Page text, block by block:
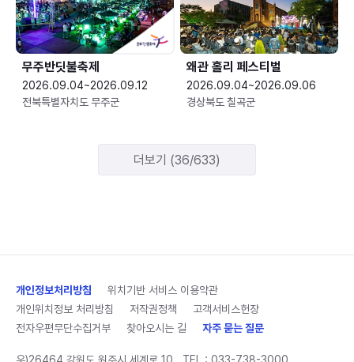
무주반딧불축제
2026.09.04~2026.09.12
전북특별자치도 무주군
왜관 홀리 페스티벌
2026.09.04~2026.09.06
경상북도 칠곡군
더보기 (36/633)
개인정보처리방침
위치기반 서비스 이용약관
개인위치정보 처리방침
저작권정책
고객서비스헌장
전자우편무단수집거부
찾아오시는 길 자주 묻는 질문